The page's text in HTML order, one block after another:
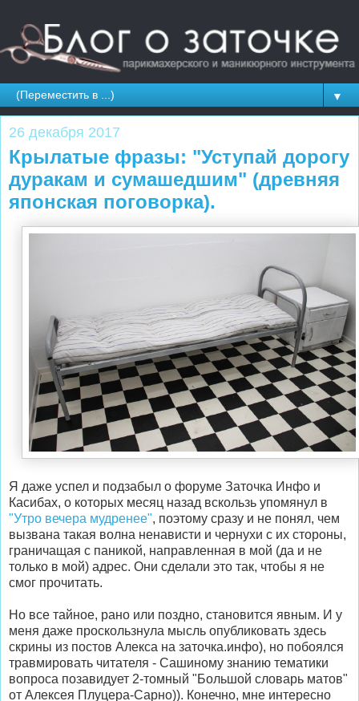
▼
26 декабря 2017
Крылатые фразы: "Уступай дорогу
дуракам и сумашедшим" (древняя
японская поговорка).
Я даже успел и подзабыл о форуме Заточка Инфо и
Касибах, о которых месяц назад вскользь упомянул в
"Утро вечера мудренее", поэтому сразу и не понял, чем
вызвана такая волна ненависти и чернухи с их стороны,
граничащая с паникой, направленная в мой (да и не
только в мой) адрес. Они сделали это так, чтобы я не
смог прочитать.
Но все тайное, рано или поздно, становится явным. И у
меня даже проскользнула мысль опубликовать здесь
скрины из постов Алекса на заточка.инфо), но побоялся
травмировать читателя - Сашиному знанию тематики
вопроса позавидует 2-томный "Большой словарь матов"
от Алексея Плуцера-Сарно)). Конечно, мне интересно